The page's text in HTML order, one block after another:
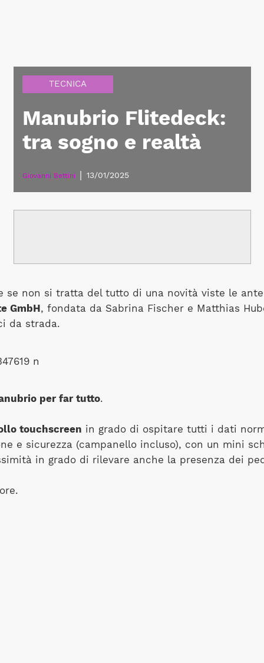
TECNICA
Manubrio Flitedeck:
tra sogno e realtà
Giovanni Bettini 13/01/2025
se non si tratta del tutto di una novità viste le
GmbH, fondata da Sabrina Fischer e Matthias
da strada.
per far tutto.
touchscreen in grado di ospitare tutti i dati
e sicurezza (campanello incluso), con un mini
in grado di rilevare anche la presenza dei